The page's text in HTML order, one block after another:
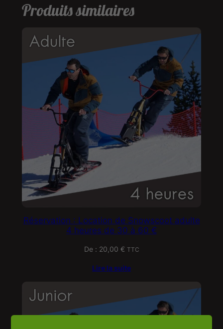
Produits similaires
Réservation : Location de Snowscoot adulte
4 heures de 30 à 60 €
De : 20,00 € TTC
Lire la suite